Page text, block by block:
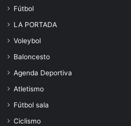
Fútbol
LA PORTADA
Voleybol
Baloncesto
Agenda Deportiva
Atletismo
Fútbol sala
Ciclismo